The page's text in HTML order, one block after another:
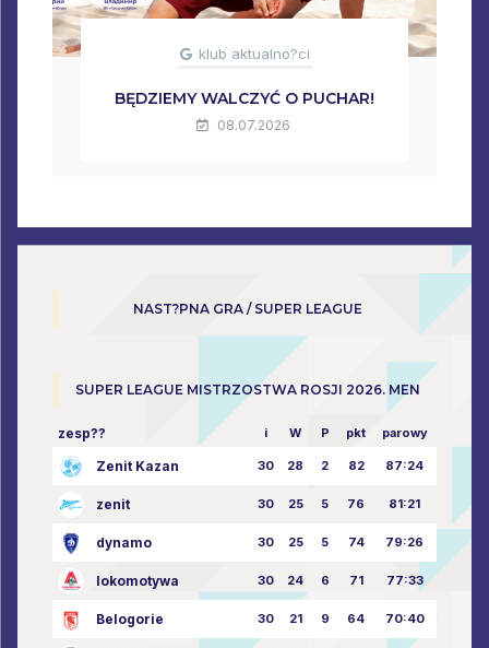
klub aktualno?ci
BĘDZIEMY WALCZYĆ O PUCHAR!
08.07.2026
NAST?PNA GRA / SUPER LEAGUE
SUPER LEAGUE MISTRZOSTWA ROSJI 2026. MEN
zesp?? i W P pkt parowy
Zenit Kazan 30 28 2 82 87:24
zenit 30 25 5 76 81:21
dynamo 30 25 5 74 79:26
lokomotywa 30 24 6 71 77:33
Belogorie 30 21 9 64 70:40